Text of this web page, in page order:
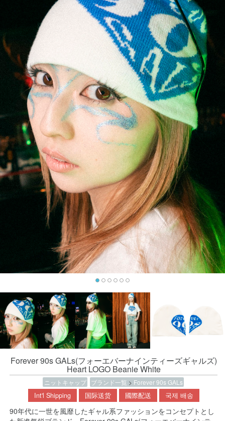
Forever 90s GALs(フォーエバーナインティーズギャルズ)
Heart LOGO Beanie White
ニットキャップ ブランド一覧 > Forever 90s GALs
Int'l Shipping 国际送货 國際配送 국제 배송
90年代に一世を風靡したギャル系ファッションをコンセプトとし